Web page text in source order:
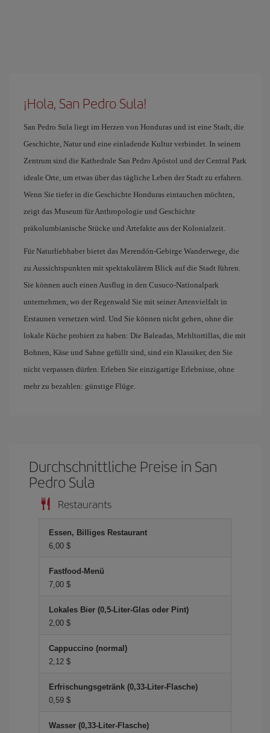
¡Hola, San Pedro Sula!
San Pedro Sula liegt im Herzen von Honduras und ist eine Stadt, die
Geschichte, Natur und eine einladende Kultur verbindet. In seinem
Zentrum sind die Kathedrale San Pedro Apóstol und der Central Park
ideale Orte, um etwas über das tägliche Leben der Stadt zu erfahren.
Wenn Sie tiefer in die Geschichte Honduras eintauchen möchten,
zeigt das Museum für Anthropologie und Geschichte
präkolumbianische Stücke und Artefakte aus der Kolonialzeit.
Für Naturliebhaber bietet das Merendón-Gebirge Wanderwege, die
zu Aussichtspunkten mit spektakulärem Blick auf die Stadt führen.
Sie können auch einen Ausflug in den Cusuco-Nationalpark
unternehmen, wo der Regenwald Sie mit seiner Artenvielfalt in
Erstaunen versetzen wird. Und Sie können nicht gehen, ohne die
lokale Küche probiert zu haben: Die Baleadas, Mehltortillas, die mit
Bohnen, Käse und Sahne gefüllt sind, sind ein Klassiker, den Sie
nicht verpassen dürfen. Erleben Sie einzigartige Erlebnisse, ohne
mehr zu bezahlen: günstige Flüge.
Durchschnittliche Preise in San
Pedro Sula
Restaurants
Essen, Billiges Restaurant
6,00 $
Fastfood-Menü
7,00 $
Lokales Bier (0,5-Liter-Glas oder Pint)
2,00 $
Cappuccino (normal)
2,12 $
Erfrischungsgetränk (0,33-Liter-Flasche)
0,59 $
Wasser (0,33-Liter-Flasche)